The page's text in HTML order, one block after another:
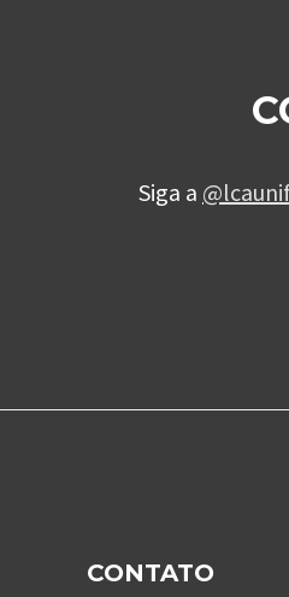
Siga a
CONTATO